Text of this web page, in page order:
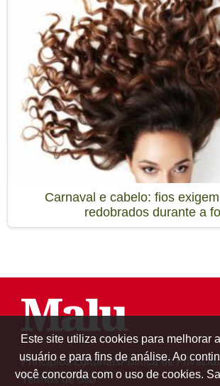
Carnaval e cabelo: fios
redobrados durante a
Princípios EditoriaisPolítica de
Termos de Uso
Este site utiliza cookies para melhorar
usuário e para fins de análise. Ao
você concorda com o uso de cookies.